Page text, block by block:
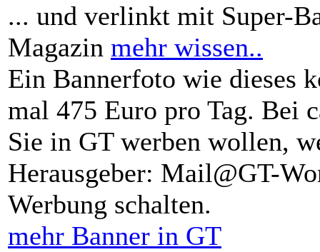
... und verlinkt mit Super-
Magazin mehr wissen..
Ein Bannerfoto wie dieses
mal 475 Euro pro Tag. Bei
Sie in GT werben wollen,
Herausgeber: Mail@GT-
Werbung schalten.
mehr Banner in GT